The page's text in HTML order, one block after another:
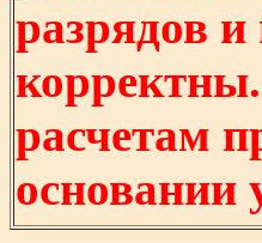
разрядов
расчетам
основании